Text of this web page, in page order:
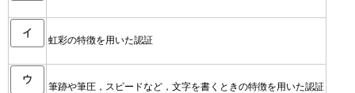
イ
虹彩の特徴を用いた認証
ウ
筆跡や筆圧，スピードなど，文字を書くときの特徴を用いた認証